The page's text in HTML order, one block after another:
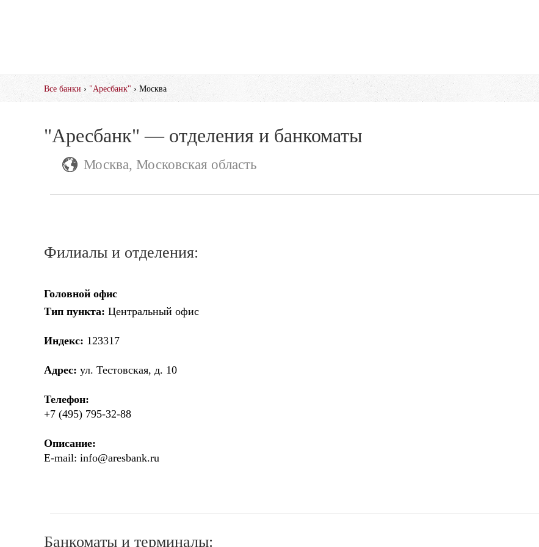
Все банки › "Аресбанк" › Москва
"Аресбанк" — отделения и банкоматы
Москва, Московская область
Филиалы и отделения:
Головной офис
Тип пункта: Центральный офис
Индекс: 123317
Адрес: ул. Тестовская, д. 10
Телефон:
+7 (495) 795-32-88
Описание:
E-mail: info@aresbank.ru
Банкоматы и терминалы: